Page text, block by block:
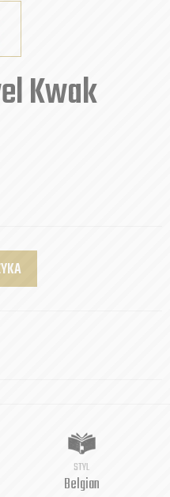
Kwak
STYL
Belgian